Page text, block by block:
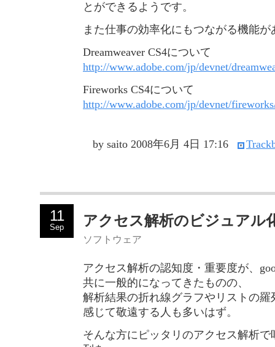
とができるようです。
また仕事の効率化にもつながる機能
Dreamweaver CS4について
http://www.adobe.com/jp/devnet/
Fireworks CS4について
http://www.adobe.com/jp/devnet/
by saito 2008年6月 4日 17:16
11
Sep アクセス解析のビジュアル
ソフトウェア
アクセス解析の認知度・重要度が、
共に一般的になってきたものの、
解析結果の折れ線グラフやリストの
感じて敬遠する人も多いはず。
そんな方にピッタリのアクセス解析